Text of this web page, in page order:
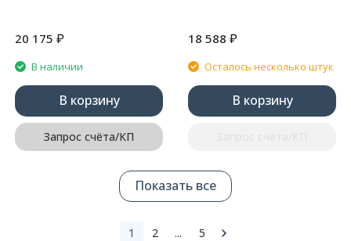
20 175 ₽
В наличии
В корзину
Запрос счёта/КП
18 588 ₽
Осталось несколько штук
В корзину
Показать все
1 2 ... 5